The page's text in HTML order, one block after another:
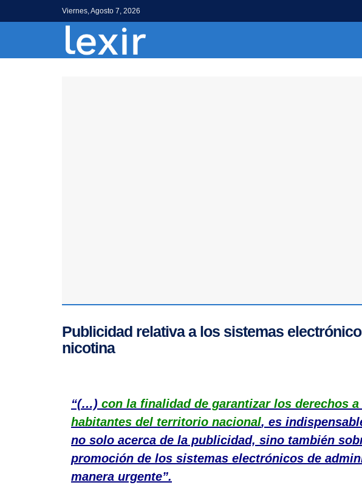
Viernes, Agosto 7, 2026
Publicidad relativa a los sistemas
nicotina
“(…) con la finalidad de garantizar los derechos
habitantes del territorio nacional, es
no solo acerca de la publicidad, sino también
promoción de los sistemas electrónicos de
manera urgente”.